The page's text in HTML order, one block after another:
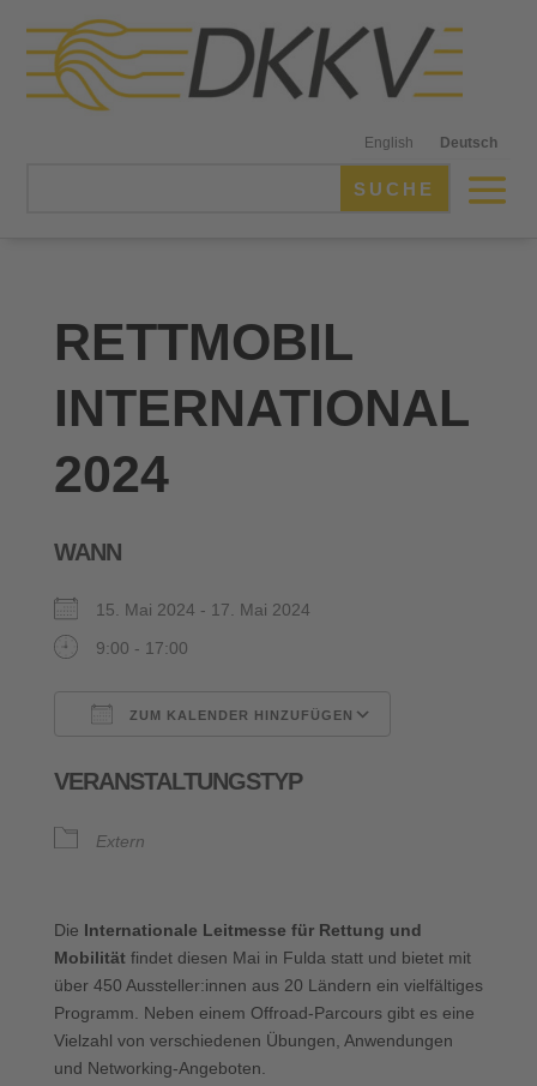
English Deutsch
RETTMOBIL
INTERNATIONAL
2024
WANN
15. Mai 2024 - 17. Mai 2024
9:00 - 17:00
ZUM KALENDER HINZUFÜGEN
VERANSTALTUNGSTYP
Extern
Die Internationale Leitmesse für Rettung und
Mobilitätfindet diesen Mai in Fulda statt und bietet mit
über 450 Aussteller:innen aus 20 Ländern ein vielfältiges
Programm. Neben einem Offroad-Parcours gibt es eine
Vielzahl von verschiedenen Übungen, Anwendungen
und Networking-Angeboten.